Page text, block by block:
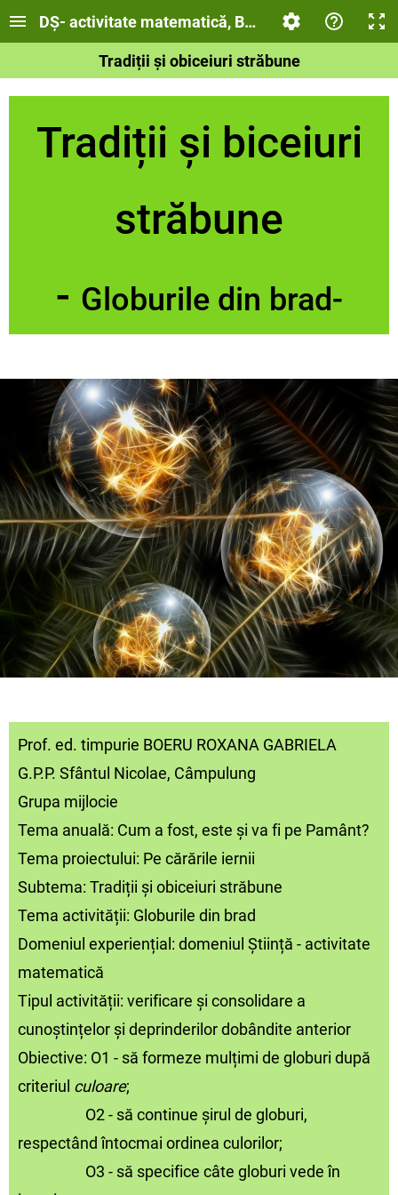
DȘ- activitate matematică, BOERU ROXANA
Tradiții și obiceiuri străbune
Tradiții și biceiuri
străbune
- Globurile din brad-
Prof. ed. timpurie BOERU ROXANA GABRIELA
G.P.P. Sfântul Nicolae, Câmpulung
Grupa mijlocie
Tema anuală: Cum a fost, este și va fi pe Pamânt?
Tema proiectului: Pe cărările iernii
Subtema: Tradiții și obiceiuri străbune
Tema activității: Globurile din brad
Domeniul experiențial: domeniul Știință - activitate
matematică
Tipul activității: verificare și consolidare a
cunoștințelor și deprinderilor dobândite anterior
Obiective: O1 - să formeze mulțimi de globuri după
criteriul culoare;
O2 - să continue șirul de globuri,
respectând întocmai ordinea culorilor;
O3 - să specifice câte globuri vede în